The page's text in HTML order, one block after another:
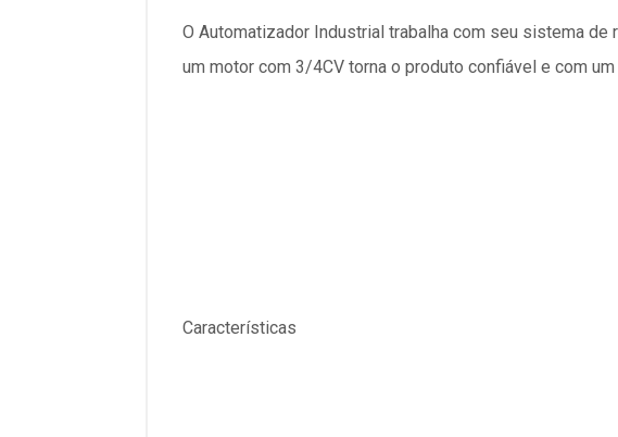
O Automatizador Industrial trabalha com seu sistema de
um motor com 3/4CV torna o produto confiável e com
Características